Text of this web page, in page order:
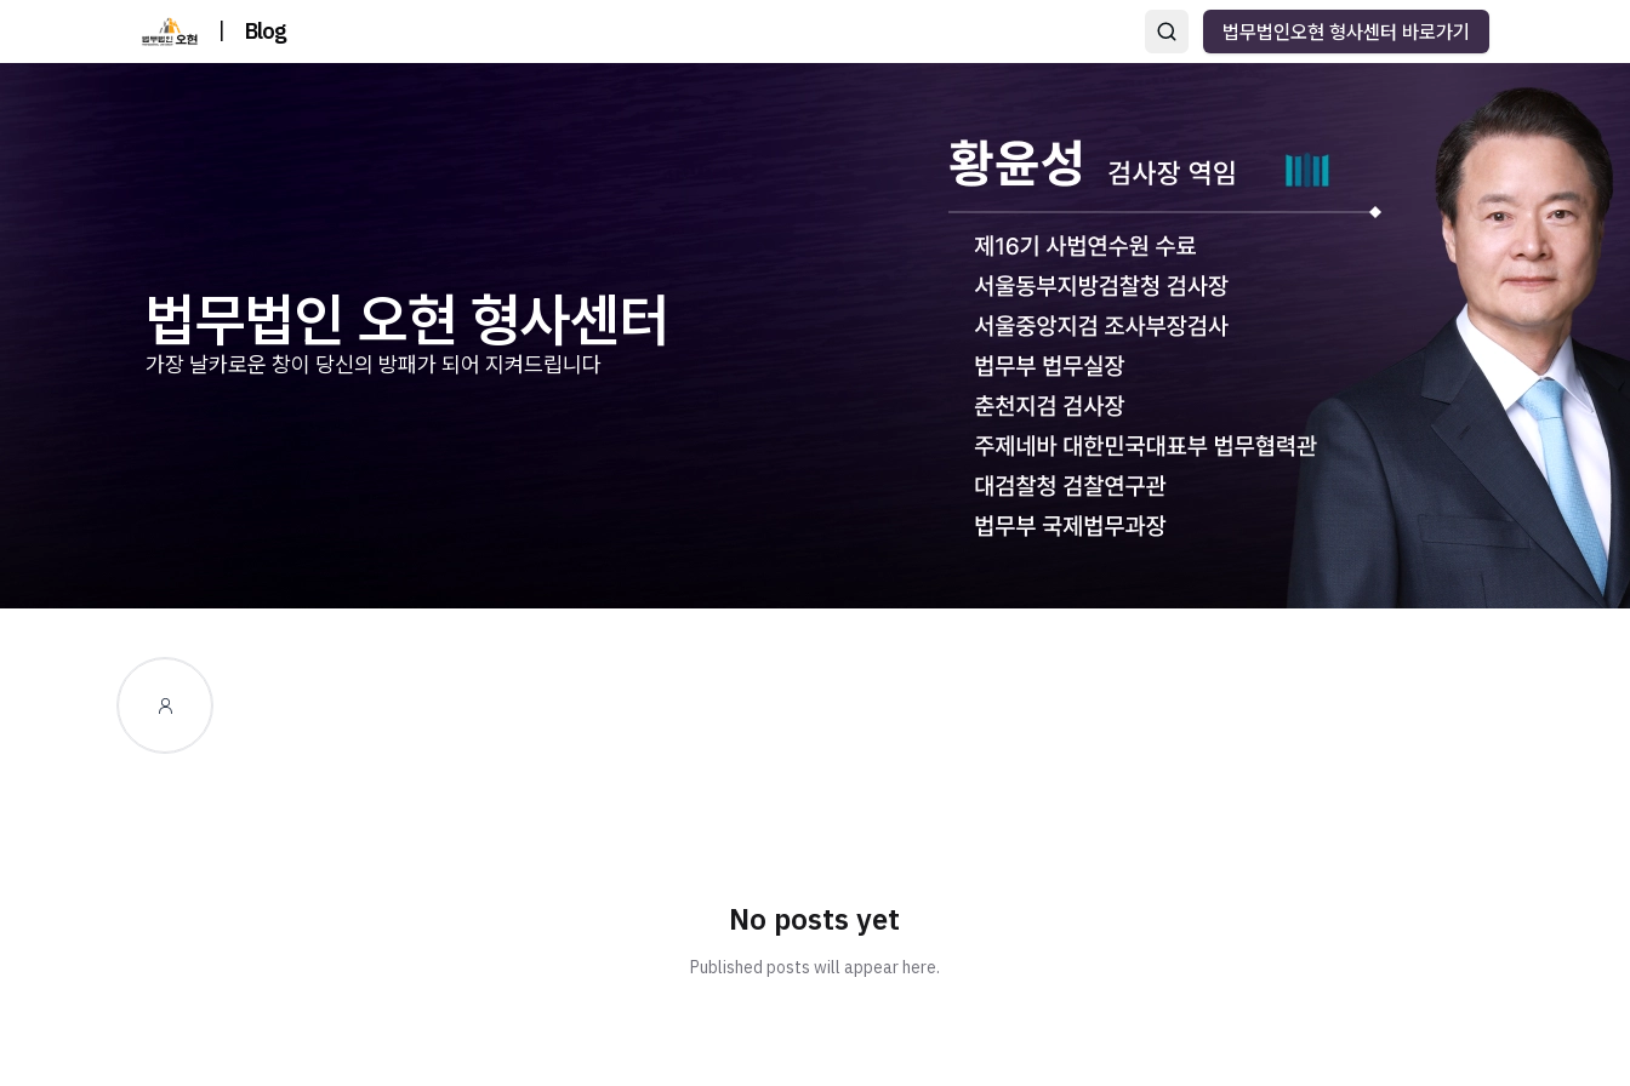
| Blog 법무법인오현 형사센터 바로가기
법무법인 오현 형사센터
가장 날카로운 창이 당신의 방패가 되어 지켜드립니다
No posts yet
Published posts will appear here.